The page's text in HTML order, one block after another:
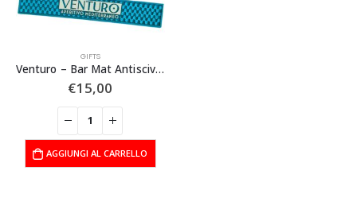
GIFTS
Venturo – Bar Mat Antiscivolo Plastica – 1 pezzo
€15,00
AGGIUNGI AL CARRELLO